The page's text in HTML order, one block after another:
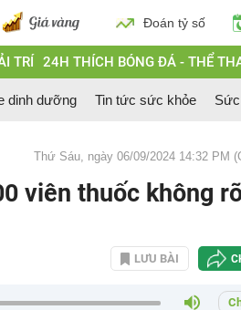
Đoán tỷ số
TRÍ 24H THÍCH BÓNG ĐÁ - THỂ
dinh dưỡng Tin tức sức khỏe
Thứ Sáu, ngày 06/09/2024 14:32 PM
viên thuốc không
LƯU BÀI